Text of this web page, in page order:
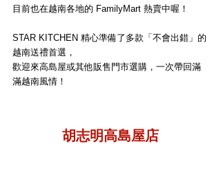
目前也在越南各地的 FamilyMart 熱賣中喔！
STAR KITCHEN 精心準備了多款「不會出錯」的
越南送禮首選，
歡迎來高島屋或其他販售門市選購，一次帶回滿
滿越南風情！
胡志明高島屋店